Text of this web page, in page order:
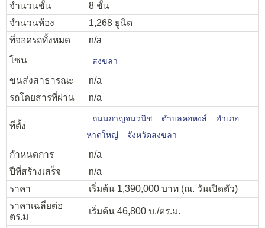
จำนวนชั้น
8 ชั้น
จำนวนห้อง
1,268 ยูนิต
ที่จอดรถทั้งหมด
n/a
โซน
สงขลา
ขนส่งสาธารณะ
n/a
รถโดยสารที่ผ่าน
n/a
ที่ตั้ง
ถนนกาญจนวนิช ตำบลคอหงส์
อำเภอ
หาดใหญ่
จังหวัดสงขลา
กำหนดการ
n/a
ปีที่สร้างเสร็จ
n/a
ราคา
เริ่มต้น 1,390,000 บาท (ณ. วันเปิดตัว)
ราคาเฉลี่ยต่อ
ตร.ม
เริ่มต้น 46,800 บ./ตร.ม.